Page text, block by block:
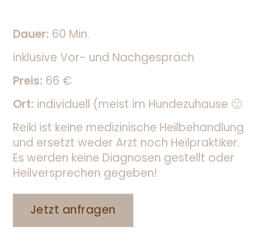
Dauer: 60 Min.
inklusive Vor- und Nachgespräch
Preis: 66 €
Ort: individuell (meist im Hundezuhause 🙂
Reiki ist keine medizinische Heilbehandlung
und ersetzt weder Arzt noch Heilpraktiker.
Es werden keine Diagnosen gestellt oder
Heilversprechen gegeben!
Jetzt anfragen